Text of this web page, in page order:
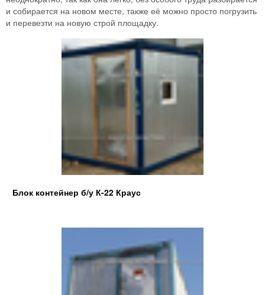
и собирается на новом месте, также её можно просто погрузить
и перевезти на новую строй площадку.
Блок контейнер б/у К-22 Краус